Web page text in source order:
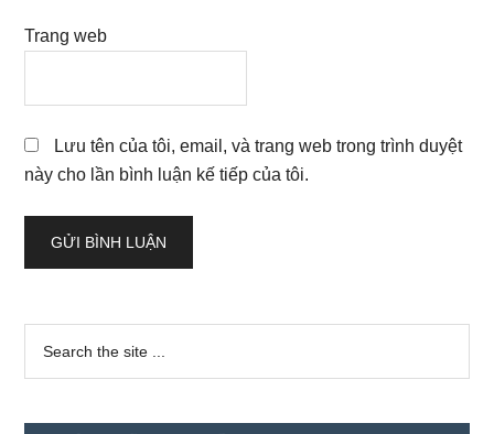
Trang web
Lưu tên của tôi, email, và trang web trong trình duyệt
này cho lần bình luận kế tiếp của tôi.
Sidebar
chính
...